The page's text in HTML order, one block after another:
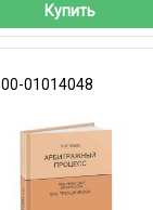
Купить
00-01014048